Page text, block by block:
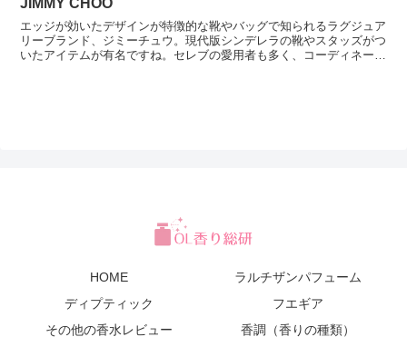
JIMMY CHOO
エッジが効いたデザインが特徴的な靴やバッグで知られるラグジュア
リーブランド、ジミーチュウ。現代版シンデレラの靴やスタッズがつ
いたアイテムが有名ですね。セレブの愛用者も多く、コーディネート
HOME
ラルチザンパフューム
ディプティック
フエギア
その他の香水レビュー
香調（香りの種類）